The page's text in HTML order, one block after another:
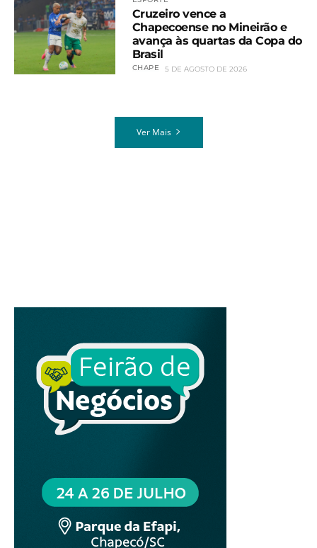
Cruzeiro vence a
Chapecoense no Mineirão e
avança às quartas da Copa do
Brasil
CHAPE 5 DE AGOSTO DE 2026
Ver Mais